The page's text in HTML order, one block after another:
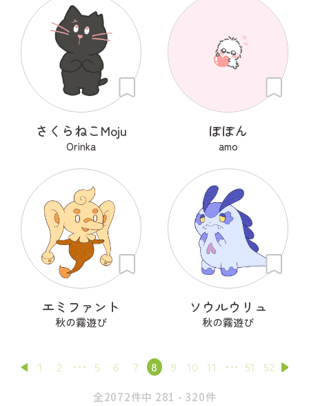
さくらねこMoju
Orinka
ぽぽん
amo
エミファント
秋の霧遊び
ソウルウリュ
秋の霧遊び
1 2 5 6 7 8 9 10 11 51 52
全2072件中 281 - 320件